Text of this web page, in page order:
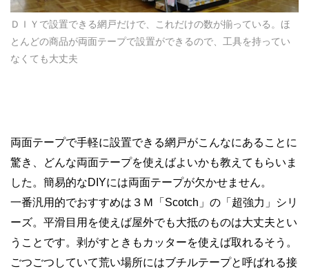
ＤＩＹで設置できる網戸だけで、これだけの数が揃っている。ほ
とんどの商品が両面テープで設置ができるので、工具を持ってい
なくても大丈夫
両面テープで手軽に設置できる網戸がこんなにあることに
驚き、どんな両面テープを使えばよいかも教えてもらいま
した。簡易的なDIYには両面テープが欠かせません。
一番汎用的でおすすめは３Ｍ「Scotch」の「超強力」シリ
ーズ。平滑目用を使えば屋外でも大抵のものは大丈夫とい
うことです。剥がすときもカッターを使えば取れるそう。
ごつごつしていて荒い場所にはブチルテープと呼ばれる接